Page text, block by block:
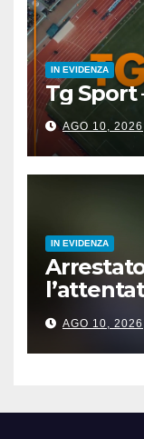
IN EVIDENZA
Tg Sport
AGO 10, 2026
IN EVIDENZA
le prime
AGO 10, 2026